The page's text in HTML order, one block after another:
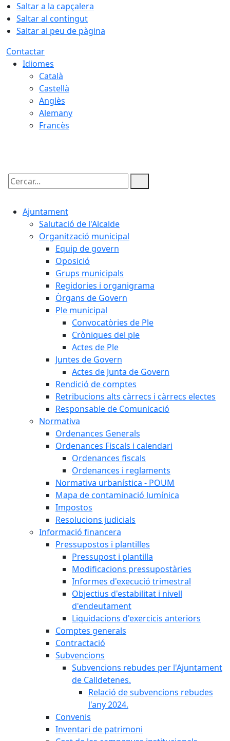
Saltar a la capçalera
Saltar al contingut
Saltar al peu de pàgina
Contactar
Idiomes
Català
Castellà
Anglès
Alemany
Francès
Cercar:
Ajuntament
Salutació de l'Alcalde
Organització municipal
Equip de govern
Oposició
Grups municipals
Regidories i organigrama
Òrgans de Govern
Ple municipal
Convocatòries de Ple
Cròniques del ple
Actes de Ple
Juntes de Govern
Actes de Junta de Govern
Rendició de comptes
Retribucions alts càrrecs i càrrecs electes
Responsable de Comunicació
Normativa
Ordenances Generals
Ordenances Fiscals i calendari
Ordenances fiscals
Ordenances i reglaments
Normativa urbanística - POUM
Mapa de contaminació lumínica
Impostos
Resolucions judicials
Informació financera
Pressupostos i plantilles
Pressupost i plantilla
Modificacions pressupostàries
Informes d'execució trimestral
Objectius d'estabilitat i nivell
d'endeutament
Liquidacions d'exercicis anteriors
Comptes generals
Contractació
Subvencions
Subvencions rebudes per l'Ajuntament
de Calldetenes.
Relació de subvencions rebudes
l'any 2024.
Convenis
Inventari de patrimoni